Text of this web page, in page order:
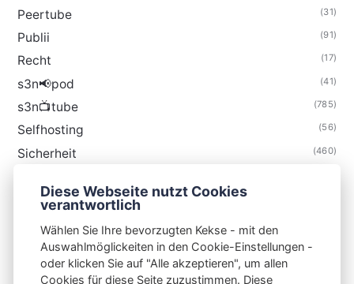
Peertube (31)
Publii (91)
Recht (17)
s3n📢pod (41)
s3n📺tube (785)
Selfhosting (56)
Sicherheit (460)
Thunderbird
Diese Webseite nutzt Cookies
verantwortlich
Wählen Sie Ihre bevorzugten Kekse - mit den
Auswahlmöglickeiten in den Cookie-Einstellungen -
oder klicken Sie auf "Alle akzeptieren", um allen
Cookies für diese Seite zuzustimmen. Diese